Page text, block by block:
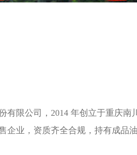
有限公司，2014 年创立于重庆南
企业，资质齐全合规，持有成品